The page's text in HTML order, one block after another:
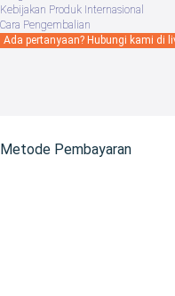
Kebijakan Produk Internasional
Cara Pengembalian
Ada pertanyaan? Hubungi kami di
Metode Pembayaran